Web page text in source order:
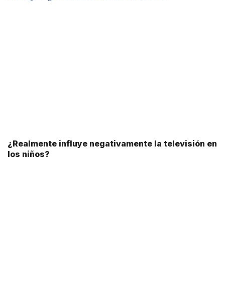
¿Realmente influye negativamente la televisión en
los niños?